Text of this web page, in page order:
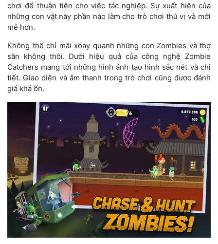
chơi để thuận tiện cho việc tác nghiệp. Sự xuất hiện của
những con vật này phần nào làm cho trò chơi thú vị và mới
mẻ hơn.
Không thể chỉ mãi xoay quanh những con Zombies và thợ
săn không thôi. Dưới hiệu quả của công nghệ Zombie
Catchers mang tới những hình ảnh tạo hình sắc nét và chi
tiết. Giao diện và âm thanh trong trò chơi cũng được đánh
giá khá ổn.